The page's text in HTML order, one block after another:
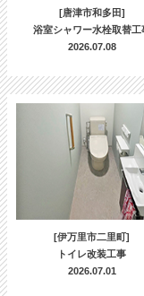
[唐津市和多田]
浴室シャワー水栓取替工
2026.07.08
[伊万里市二里町]
トイレ改装工事
2026.07.01